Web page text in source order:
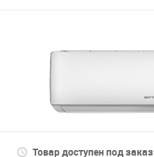
Товар доступен под заказ